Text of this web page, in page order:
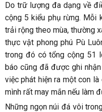
Do trữ lượng đa dạng về
cộng 5 kiểu phụ rừng. Mỗi
trải rộng theo mùa, thường
thực vật phong phú Pù
trong đó có tổng cộng 51
báo cũng đã được ghi
việc phát hiện ra một con
mình rất may mắn nếu làm
Những ngọn núi đá vôi